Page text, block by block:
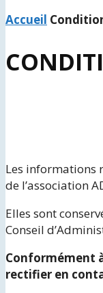
Accueil
Les informations
de l’association
Elles sont
Conseil
Conformément
rectifier en